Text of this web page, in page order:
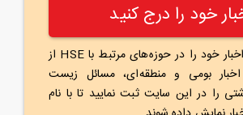
خود را درج کنید
شما می توانید اخبار خود را در حوزه‌های مرتبط با HSE از
بومی و منطقه‌ای، مسائل زیست
را در این سایت ثبت نمایید تا با نام